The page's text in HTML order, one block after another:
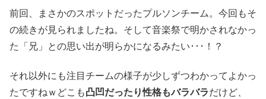
前回、まさかのスポットだったプルソンチーム。今回もそ
の続きが見られましたね。そして音楽祭で明かされなかっ
た「兄」との思い出が明らかになるみたい･･･！？
それ以外にも注目チームの様子が少しずつわかってよかっ
たですねｗどこも凸凹だったり性格もバラバラだけど、